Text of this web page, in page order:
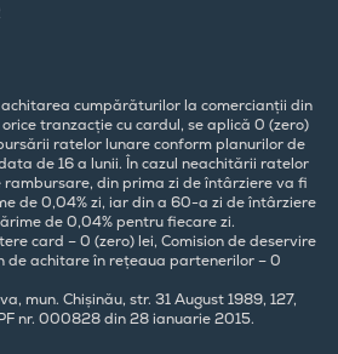
cumpărăturilor la comercianții din
tranzacție cu cardul, se aplică 0 (zero)
ratelor lunare conform planurilor de
de 16 a lunii. În cazul neachitării ratelor
din prima zi de întârziere va fi
de 0,04% zi, iar din a 60-a zi de întârziere
de 0,04% pentru fiecare zi.
card – 0 (zero) lei, Comision de deservire
de achitare în rețeaua partenerilor – 0
mun. Chișinău, str. 31 August 1989, 127,
nr. 000828 din 28 ianuarie 2015.